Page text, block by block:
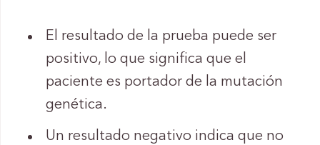
El resultado de la prueba puede ser
positivo, lo que significa que el
paciente es portador de la mutación
genética.
Un resultado negativo indica que no